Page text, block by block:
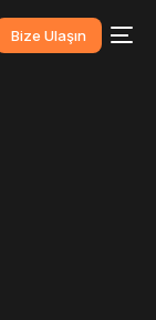
Bize Ulaşın